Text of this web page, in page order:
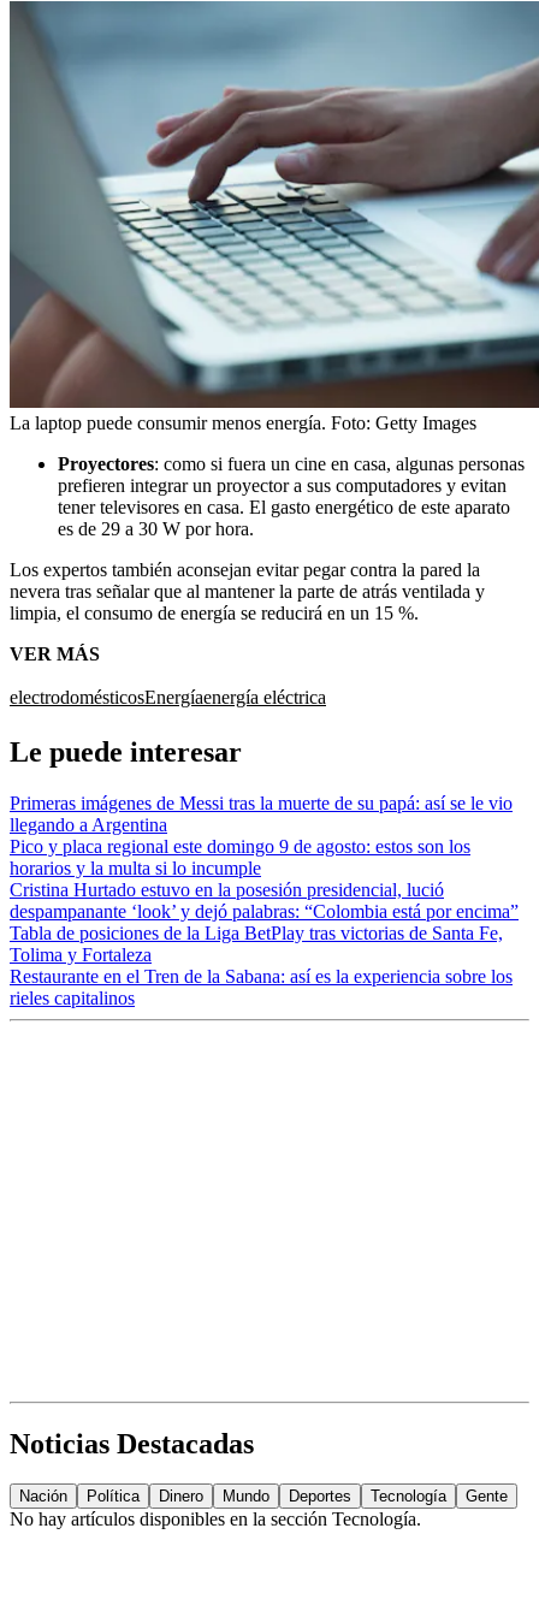
La laptop puede consumir menos energía. Foto: Getty Images
Proyectores: como si fuera un cine en casa, algunas personas
prefieren integrar un proyector a sus computadores y evitan
tener televisores en casa. El gasto energético de este aparato
es de 29 a 30 W por hora.
Los expertos también aconsejan evitar pegar contra la pared la
nevera tras señalar que al mantener la parte de atrás ventilada y
limpia, el consumo de energía se reducirá en un 15 %.
VER MÁS
electrodomésticosEnergíaenergía eléctrica
Le puede interesar
Primeras imágenes de Messi tras la muerte de su papá: así se le vio
llegando a Argentina
Pico y placa regional este domingo 9 de agosto: estos son los
horarios y la multa si lo incumple
Cristina Hurtado estuvo en la posesión presidencial, lució
despampanante ‘look’ y dejó palabras: “Colombia está por encima”
Tabla de posiciones de la Liga BetPlay tras victorias de Santa Fe,
Tolima y Fortaleza
Restaurante en el Tren de la Sabana: así es la experiencia sobre los
rieles capitalinos
Noticias Destacadas
Nación Política Dinero Mundo Deportes Tecnología Gente
No hay artículos disponibles en la sección Tecnología.